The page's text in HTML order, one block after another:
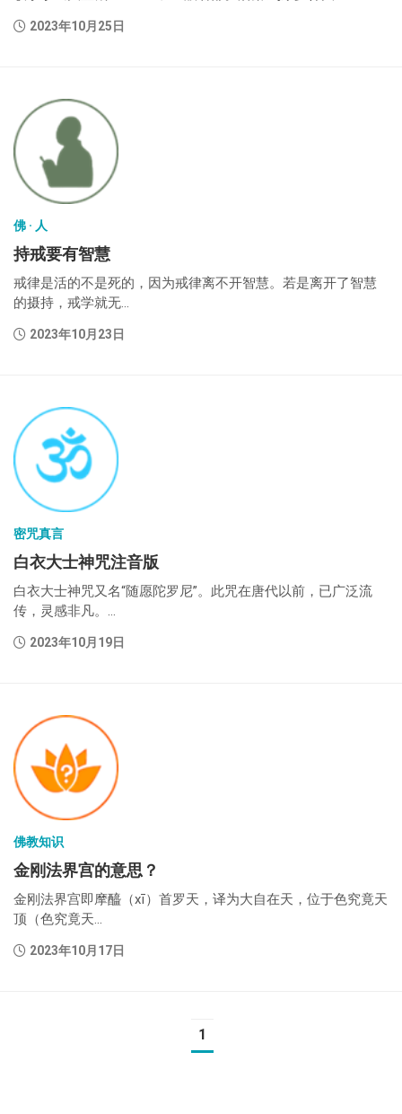
2023年10月25日
佛 · 人
持戒要有智慧
戒律是活的不是死的，因为戒律离不开智慧。若是离开了智慧
的摄持，戒学就无...
2023年10月23日
密咒真言
白衣大士神咒注音版
白衣大士神咒又名“随愿陀罗尼”。此咒在唐代以前，已广泛流
传，灵感非凡。...
2023年10月19日
佛教知识
金刚法界宫的意思？
金刚法界宫即摩醯（xī）首罗天，译为大自在天，位于色究竟天
顶（色究竟天...
2023年10月17日
1